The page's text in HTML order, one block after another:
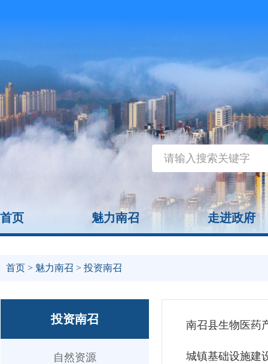
首页 魅力南召 走进政府
首页 > 魅力南召 > 投资南召
投资南召
自然资源
南召县生物医药
城镇基础设施建